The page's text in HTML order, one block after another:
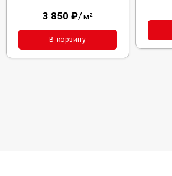
3 850 ₽/м²
В корзину